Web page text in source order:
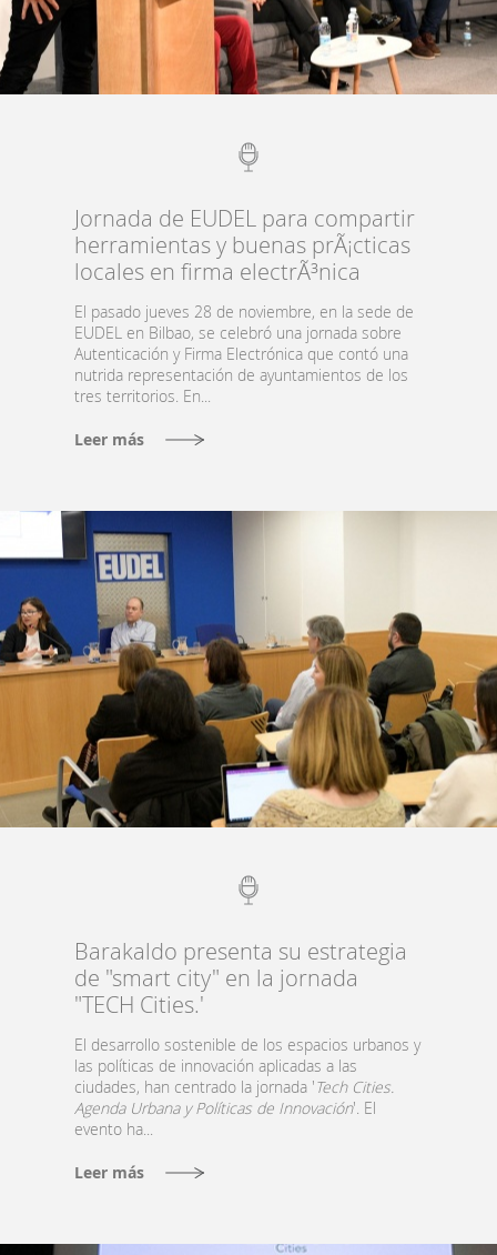
Jornada de EUDEL para compartir
herramientas y buenas prÃ¡cticas
locales en firma electrÃ³nica
El pasado jueves 28 de noviembre, en la sede de
EUDEL en Bilbao, se celebró una jornada sobre
Autenticación y Firma Electrónica que contó una
nutrida representación de ayuntamientos de los
tres territorios. En...
Leer más
Barakaldo presenta su estrategia
de "smart city" en la jornada
"TECH Cities.'
El desarrollo sostenible de los espacios urbanos y
las políticas de innovación aplicadas a las
ciudades, han centrado la jornada 'Tech Cities.
Agenda Urbana y Políticas de Innovación'. El
evento ha...
Leer más